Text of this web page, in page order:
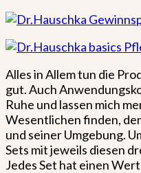
Alles in Allem tun die
gut. Auch
Ruhe und lassen mich
Wesentlichen finden,
und seiner Umgebung.
Sets mit jeweils diesen
Jedes Set hat einen